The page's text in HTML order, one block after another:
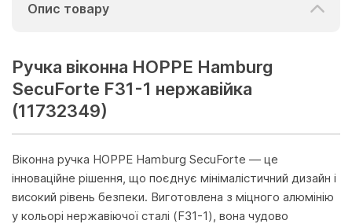
Опис товару
Ручка віконна HOPPE Hamburg
SecuForte F31-1 нержавійка
(11732349)
Віконна ручка HOPPE Hamburg SecuForte — це
інноваційне рішення, що поєднує мінімалістичний дизайн і
високий рівень безпеки. Виготовлена з міцного алюмінію
у кольорі нержавіючої сталі (F31-1), вона чудово